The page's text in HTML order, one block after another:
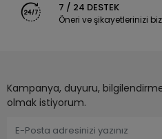
7 / 24 DESTEK
Öneri ve şikayetlerinizi
Kampanya, duyuru,
olmak istiyorum.